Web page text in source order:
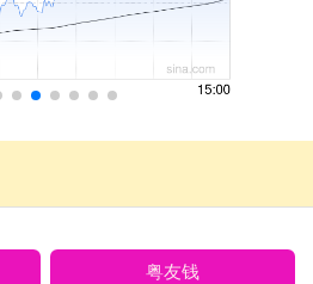
粤友钱